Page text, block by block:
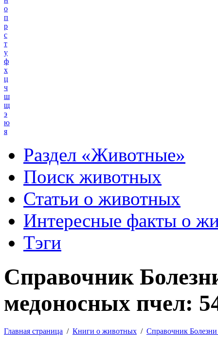
о
п
р
с
т
у
ф
х
ц
ч
ш
щ
э
ю
я
Раздел «Животные»
Поиск животных
Статьи о животных
Интересные факты о
Тэги
Справочник
медоносных пчел:
Главная страница / Книги о животных / Справочник